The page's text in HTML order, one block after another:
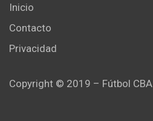
Inicio
Contacto
Privacidad
Copyright © 2019 – Fútbol CBA